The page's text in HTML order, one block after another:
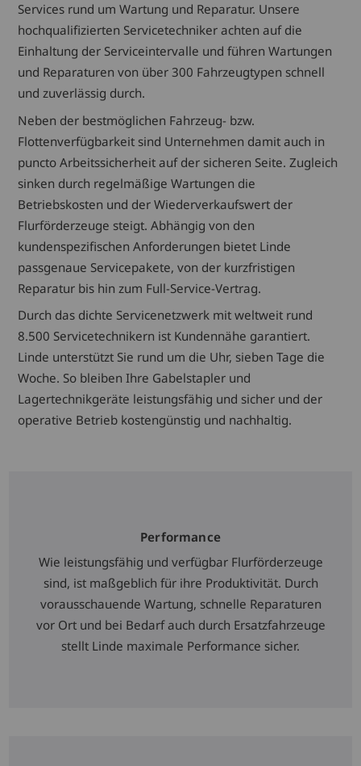
Services rund um Wartung und Reparatur. Unsere
hochqualifizierten Servicetechniker achten auf die
Einhaltung der Serviceintervalle und führen Wartungen
und Reparaturen von über 300 Fahrzeugtypen schnell
und zuverlässig durch.
Neben der bestmöglichen Fahrzeug- bzw.
Flottenverfügbarkeit sind Unternehmen damit auch in
puncto Arbeitssicherheit auf der sicheren Seite. Zugleich
sinken durch regelmäßige Wartungen die
Betriebskosten und der Wiederverkaufswert der
Flurförderzeuge steigt. Abhängig von den
kundenspezifischen Anforderungen bietet Linde
passgenaue Servicepakete, von der kurzfristigen
Reparatur bis hin zum Full-Service-Vertrag.
Durch das dichte Servicenetzwerk mit weltweit rund
8.500 Servicetechnikern ist Kundennähe garantiert.
Linde unterstützt Sie rund um die Uhr, sieben Tage die
Woche. So bleiben Ihre Gabelstapler und
Lagertechnikgeräte leistungsfähig und sicher und der
operative Betrieb kostengünstig und nachhaltig.
Performance
Wie leistungsfähig und verfügbar Flurförderzeuge
sind, ist maßgeblich für ihre Produktivität. Durch
vorausschauende Wartung, schnelle Reparaturen
vor Ort und bei Bedarf auch durch Ersatzfahrzeuge
stellt Linde maximale Performance sicher.